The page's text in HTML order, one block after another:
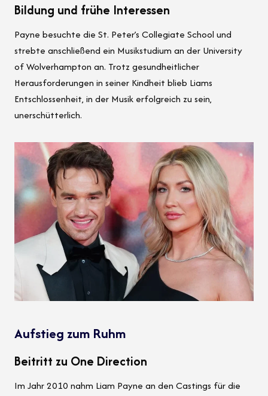
Bildung und frühe Interessen
Payne besuchte die St. Peter’s Collegiate School und
strebte anschließend ein Musikstudium an der University
of Wolverhampton an. Trotz gesundheitlicher
Herausforderungen in seiner Kindheit blieb Liams
Entschlossenheit, in der Musik erfolgreich zu sein,
unerschütterlich.
Aufstieg zum Ruhm
Beitritt zu One Direction
Im Jahr 2010 nahm Liam Payne an den Castings für die